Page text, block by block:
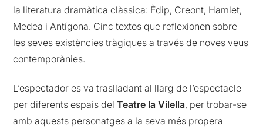
la literatura dramàtica clàssica: Èdip, Creont, Hamlet,
Medea i Antígona. Cinc textos que reflexionen sobre
les seves existències tràgiques a través de noves veus
contemporànies.
L’espectador es va traslladant al llarg de l’espectacle
per diferents espais delTeatre la Vilella, per trobar-se
amb aquests personatges a la seva més propera